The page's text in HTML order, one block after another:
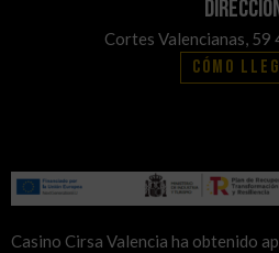
Cortes Valencianas, 59
Cómo
Casino Cirsa Valencia ha obtenido